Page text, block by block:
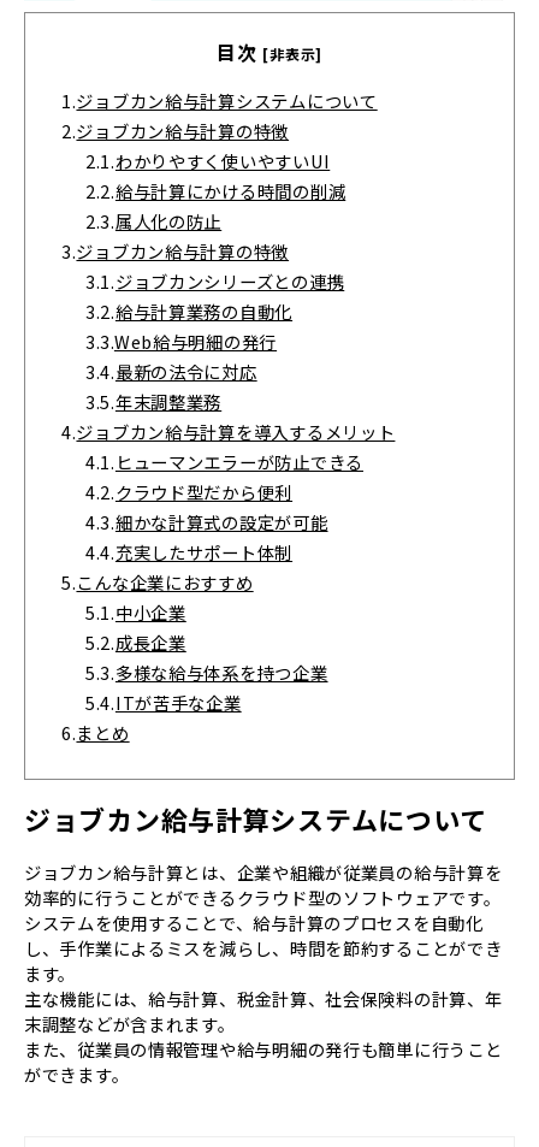
目次 [非表示]
1.ジョブカン給与計算システムについて
2.ジョブカン給与計算の特徴
2.1.わかりやすく使いやすいUI
2.2.給与計算にかける時間の削減
2.3.属人化の防止
3.ジョブカン給与計算の特徴
3.1.ジョブカンシリーズとの連携
3.2.給与計算業務の自動化
3.3.Web給与明細の発行
3.4.最新の法令に対応
3.5.年末調整業務
4.ジョブカン給与計算を導入するメリット
4.1. ヒューマンエラーが防止できる
4.2.クラウド型だから便利
4.3.細かな計算式の設定が可能
4.4.充実したサポート体制
5.こんな企業におすすめ
5.1.中小企業
5.2.成長企業
5.3.多様な給与体系を持つ企業
5.4.ITが苦手な企業
6.まとめ
ジョブカン給与計算システムについて
ジョブカン給与計算とは、企業や組織が従業員の給与計算を
効率的に行うことができるクラウド型のソフトウェアです。
システムを使用することで、給与計算のプロセスを自動化
し、手作業によるミスを減らし、時間を節約することができ
ます。
主な機能には、給与計算、税金計算、社会保険料の計算、年
末調整などが含まれます。
また、従業員の情報管理や給与明細の発行も簡単に行うこと
ができます。